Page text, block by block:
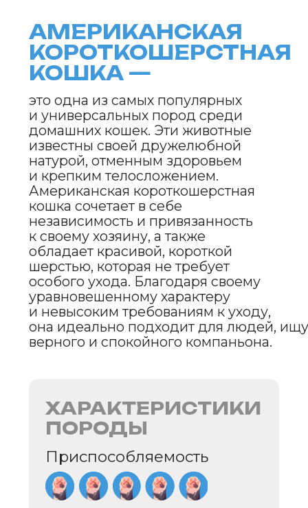
ХАРАКТЕРИСТИКИ
ПОРОДЫ
Приспособляемость
Уровень энергии
Подходит для детей
Социальные потребности
Уровень линьки
Уход
Дружелюбный
к незнакомцам
Любящий
Дружелюбный к собакам